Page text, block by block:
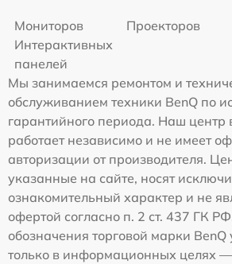
Мониторов
Проекторов
Интерактивных
панелей
Мы занимаемся ремонтом и
обслуживанием техники BenQ по
гарантийного периода. Наш центр
работает независимо и не имеет
авторизации от производителя.
указанные на сайте, носят
ознакомительный характер и не
офертой согласно п. 2 ст. 437 ГК
обозначения торговой марки
только в информационных целях —